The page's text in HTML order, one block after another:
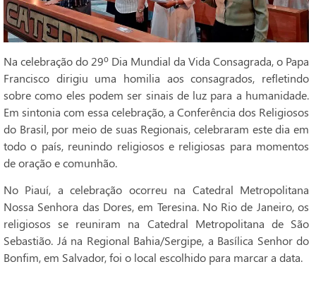
Na celebração do 29º Dia Mundial da Vida Consagrada, o Papa
Francisco dirigiu uma homilia aos consagrados, refletindo
sobre como eles podem ser sinais de luz para a humanidade.
Em sintonia com essa celebração, a Conferência dos Religiosos
do Brasil, por meio de suas Regionais, celebraram este dia em
todo o país, reunindo religiosos e religiosas para momentos
de oração e comunhão.
No Piauí, a celebração ocorreu na Catedral Metropolitana
Nossa Senhora das Dores, em Teresina. No Rio de Janeiro, os
religiosos se reuniram na Catedral Metropolitana de São
Sebastião. Já na Regional Bahia/Sergipe, a Basílica Senhor do
Bonfim, em Salvador, foi o local escolhido para marcar a data.